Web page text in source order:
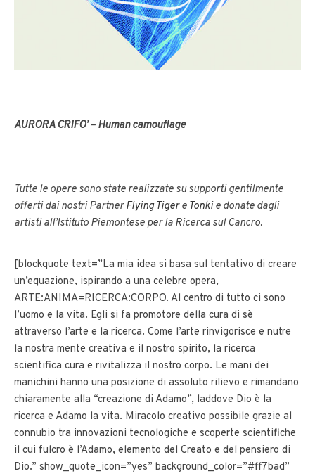
AURORA CRIFO’ – Human camouflage
Tutte le opere sono state realizzate su supporti gentilmente
offerti dai nostri PartnerFlying Tigere Tonkie donate dagli
artisti all’Istituto Piemontese per la Ricerca sul Cancro.
[blockquote text=”La mia idea si basa sul tentativo di creare
un’equazione, ispirando a una celebre opera,
ARTE:ANIMA=RICERCA:CORPO. Al centro di tutto ci sono
l’uomo e la vita. Egli si fa promotore della cura di sè
attraverso l’arte e la ricerca. Come l’arte rinvigorisce e nutre
la nostra mente creativa e il nostro spirito, la ricerca
scientifica cura e rivitalizza il nostro corpo. Le mani dei
manichini hanno una posizione di assoluto rilievo e rimandano
chiaramente alla “creazione di Adamo”, laddove Dio è la
ricerca e Adamo la vita. Miracolo creativo possibile grazie al
connubio tra innovazioni tecnologiche e scoperte scientifiche
il cui fulcro è l’Adamo, elemento del Creato e del pensiero di
Dio.” show_quote_icon=”yes” background_color=”#ff7bad”